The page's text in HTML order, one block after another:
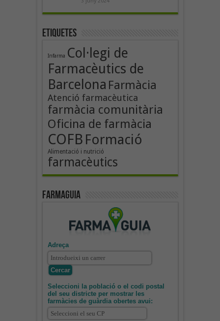
Etiquetes
Infarma Col·legi de
Farmacèutics de
Barcelona Farmàcia
Atenció farmacèutica
farmàcia comunitària
Oficina de farmàcia
COFB Formació
Alimentació i nutrició
farmacèutics
Farmaguia
Adreça
Seleccioni la població o el codi postal
del seu districte per mostrar les
farmàcies de guàrdia obertes avui: